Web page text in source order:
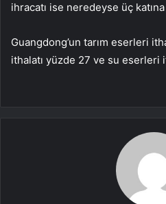
ihracatı ise neredeyse üç katına
Guangdong’un tarım eserleri
ithalatı yüzde 27 ve su eserleri